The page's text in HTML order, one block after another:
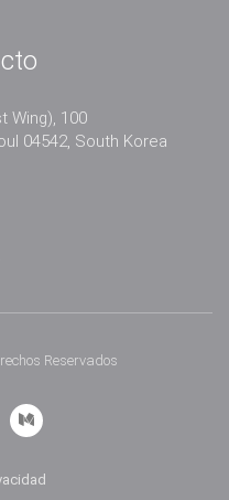
Wing), 100
04542, South Korea
Reservados